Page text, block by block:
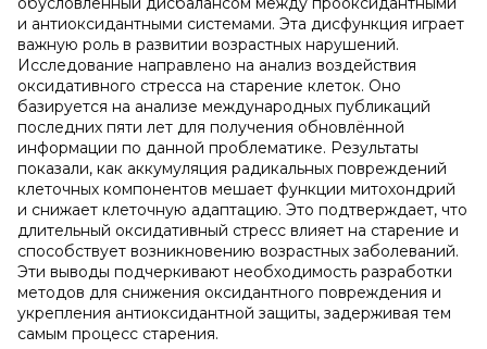
и антиоксидантными системами. Эта дисфункция играет
важную роль в развитии возрастных нарушений.
Исследование направлено на анализ воздействия
оксидативного стресса на старение клеток. Оно
базируется на анализе международных публикаций
последних пяти лет для получения обновлённой
информации по данной проблематике. Результаты
показали, как аккумуляция радикальных повреждений
клеточных компонентов мешает функции митохондрий
и снижает клеточную адаптацию. Это подтверждает, что
длительный оксидативный стресс влияет на старение и
способствует возникновению возрастных заболеваний.
Эти выводы подчеркивают необходимость разработки
методов для снижения оксидантного повреждения и
укрепления антиоксидантной защиты, задерживая тем
самым процесс старения.